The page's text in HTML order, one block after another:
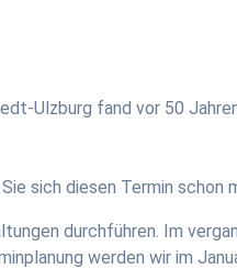
Ulzburg fand vor 50
sich diesen Termin schon
durchführen. Im
werden wir im